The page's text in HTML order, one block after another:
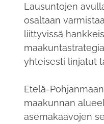
Lausuntojen
osaltaan
liittyvissä
yhteisesti linjatut
Etelä-
maakunnan
asemakaavojen